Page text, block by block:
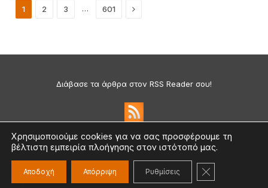
1 2 3 … 601 Next
Διάβασε τα άρθρα στον RSS Reader σου!
Πολιτική Απορρήτου & Cookies
©2026 medium.gr | Designed & Supported bynat.ad
Χρησιμοποιούμε cookies για να σας προσφέρουμε τη
βέλτιστη εμπειρία πλοήγησης στον ιστότοπό μας.
Αποδοχή Απόρριψη Ρυθμίσεις ΚΛΕΊΣΙΜΟ ΤΟΥ